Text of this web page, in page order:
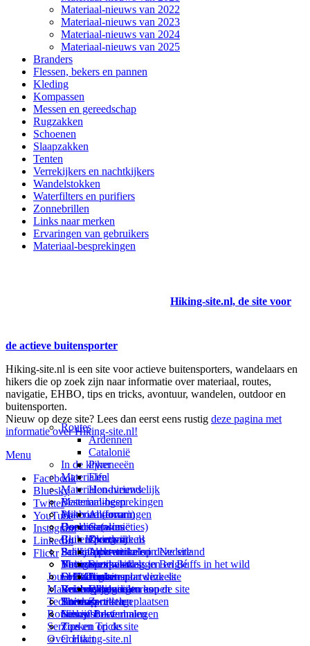
Materiaal-nieuws van 2022
Materiaal-nieuws van 2023
Materiaal-nieuws van 2024
Materiaal-nieuws van 2025
Branders
Flessen, bekers en pannen
Kleding
Kompassen
Messen en gereedschap
Rugzakken
Schoenen
Slaapzakken
Tenten
Verrekijkers en nachtkijkers
Wandelstokken
Waterfilters en purifiers
Zonnebrillen
Links naar merken
Ervaringen van gebruikers
Materiaal-besprekingen
Hiking-site.nl, de site voor
de actieve buitensporter
Hiking-site.nl is een site voor actieve buitensporters, wandelaars en
hikers die op zoek zijn naar informatie over materiaal, routes,
navigatie, EHBO, tips en tricks, avontuur, wandelen, outdoor en
buitensporten.
Nieuw op deze site? Lees dan eerst eens rustig deze pagina met
informatie over Hiking-site.nl!
Menu
Facebook
Bluesky
Twitter
YouTube
Instagram
LinkedIn
Flickr
Jouw Hiking-site.nl
Prikbord (forum)
Goodies (winacties)
Club Hiking-site.nl
Schrijfblok-artikelen
Virtuele exposities
Fotoalbums
Materialen: kiezen en kopen
In de kijker
Materialen
Materialen-nieuws
Materiaal-besprekingen
Materiaal-ervaringen
Boekrecensies
Buitensportwinkels
Buitensportwinkels in Nederland
Buitensportwinkels in Belgié
Online buitensportwinkels
Reisboekhandels
Technieken
Navigatie
EHBO
Verzorging
Thema-artikelen
Routes en Bestemmingen
Routes
Ardennen
Catalonië
Pyreneeën
Eifel
Hondvriendelijk
Bestemmingen
Andorra
Catalonië
Zweden
Paalkamperen
Thema-artikelen
Andorra
Catalonië
Zweden
Schrijfblokverhalen
Service
Buitensportvacatures
Buitensportstageplaatsen
Links
Tips en Tricks
Over Hiking-site.nl
Deze site
Over mij
Adverteren op deze site
Summit-vlaggen en Buffs in het wild
Linken naar deze site
Wijzigingen aan de site
Sitemap
Nieuwsbrief
Zoeken op de site
Contact